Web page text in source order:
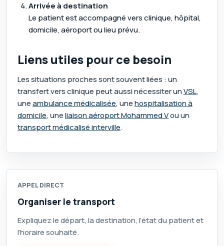
Arrivée à destination
Le patient est accompagné vers clinique, hôpital,
domicile, aéroport ou lieu prévu.
Liens utiles pour ce besoin
Les situations proches sont souvent liées : un
transfert vers clinique peut aussi nécessiter unVSL,
uneambulance médicalisée, unehospitalisation à
domicile, uneliaison aéroport Mohammed Vou un
transport médicalisé interville.
APPEL DIRECT
Organiser le transport
Expliquez le départ, la destination, l’état du patient et
l’horaire souhaité.